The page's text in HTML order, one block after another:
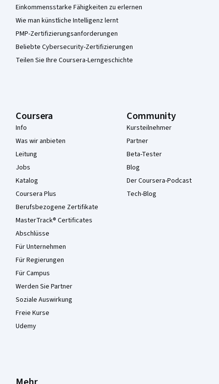
Einkommensstarke Fähigkeiten zu erlernen
Wie man künstliche Intelligenz lernt
PMP-Zertifizierungsanforderungen
Beliebte Cybersecurity-Zertifizierungen
Teilen Sie Ihre Coursera-Lerngeschichte
Coursera
Info
Was wir anbieten
Leitung
Jobs
Katalog
Coursera Plus
Berufsbezogene Zertifikate
MasterTrack® Certificates
Abschlüsse
Für Unternehmen
Für Regierungen
Für Campus
Werden Sie Partner
Soziale Auswirkung
Freie Kurse
Udemy
Community
Kursteilnehmer
Partner
Beta-Tester
Blog
Der Coursera-Podcast
Tech-Blog